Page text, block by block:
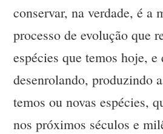
conservar, na verdade, é a
processo de evolução que
espécies que temos hoje,
desenrolando, produzindo
temos ou novas espécies,
nos próximos séculos e